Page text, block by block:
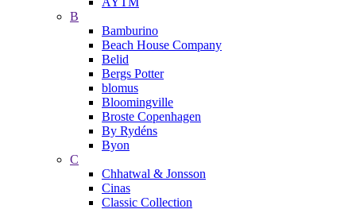
B
Bamburino
Beach House Company
Belid
Bergs Potter
blomus
Bloomingville
Broste Copenhagen
By Rydéns
Byon
C
Chhatwal & Jonsson
Cinas
Classic Collection